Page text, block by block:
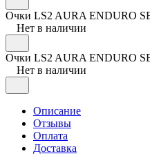
Очки LS2 AURA ENDURO
Нет в наличии
Очки LS2 AURA ENDURO
Нет в наличии
Описание
Отзывы
Оплата
Доставка